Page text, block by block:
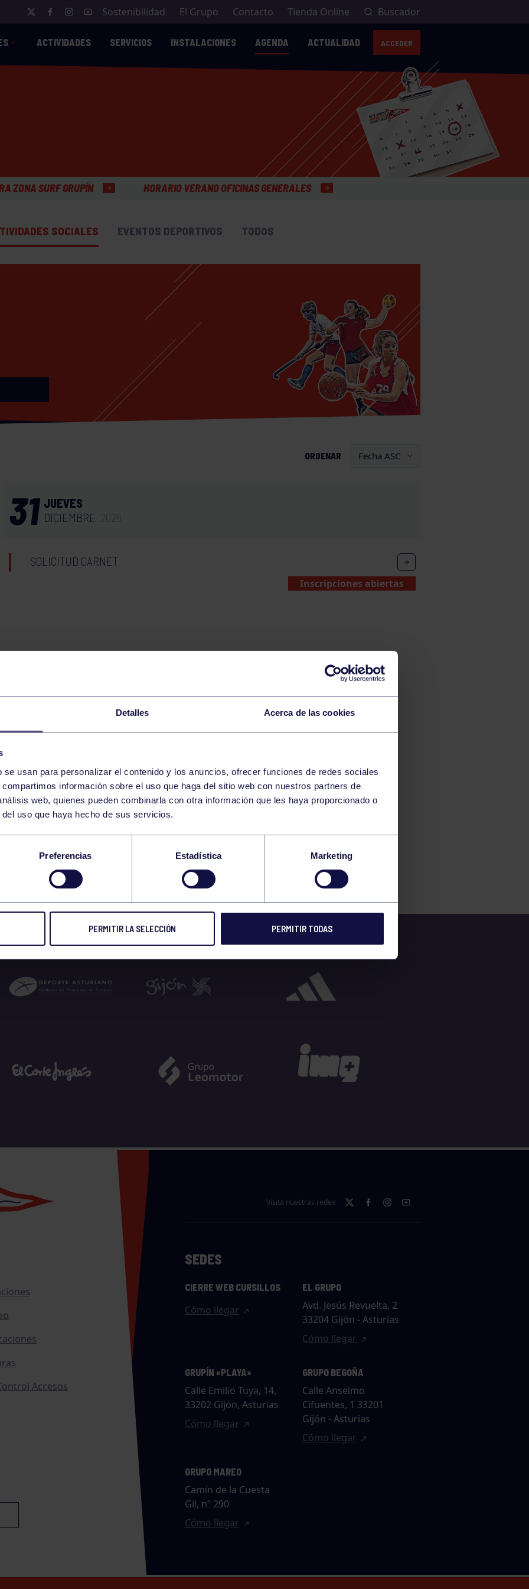
Detalles Acerca de las cookies
usan para personalizar el contenido y los anuncios, ofrecer funciones de redes sociales
información sobre el uso que haga del sitio web con nuestros partners de
web, quienes pueden combinarla con otra información que les haya proporcionado o
uso que haya hecho de sus servicios.
Preferencias Estadística Marketing
PERMITIR LA SELECCIÓN PERMITIR TODAS
Sostenibilidad El Grupo Contacto Tienda Online Buscador
ACTIVIDADES SERVICIOS INSTALACIONES AGENDA ACTUALIDAD ACCEDER
HORARIO VERANO OFICINAS GENERALES
SOCIALES EVENTOS DEPORTIVOS TODOS
ORDENAR
31 JUEVES
DICIEMBRE
SOLICITUD CARNET
Inscripciones abiertas
Accesos
Visita nuestras redes
SEDES
CIERRE WEB CURSILLOS
Cómo llegar
EL GRUPO
Avd. Jesús Revuelta, 2
33204 Gijón - Asturias
Cómo llegar
GRUPÍN «PLAYA»
Calle Emilio Tuya, 14,
33202 Gijón, Asturias
Cómo llegar
GRUPO BEGOÑA
Calle Anselmo
Cifuentes, 1 33201
Gijón - Asturias
Cómo llegar
GRUPO MAREO
Camín de la Cuesta
Gil, nº 290
Cómo llegar